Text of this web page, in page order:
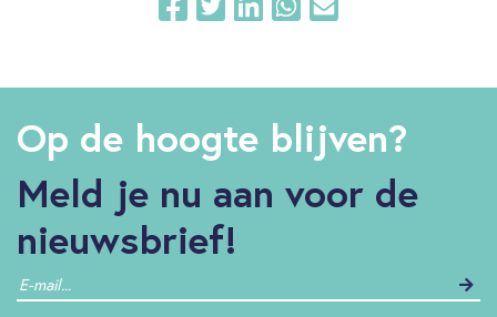
Op de hoogte blijven?
Meld je nu aan voor de
nieuwsbrief!